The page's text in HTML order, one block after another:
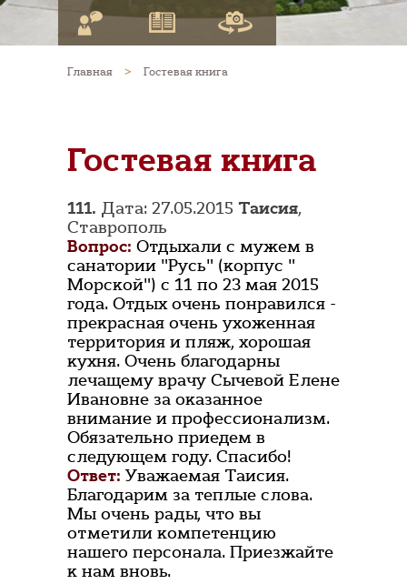
Главная > Гостевая книга
Гостевая книга
111. Дата: 27.05.2015 Таисия,
Ставрополь
Вопрос: Отдыхали с мужем в
санатории "Русь" (корпус "
Морской") с 11 по 23 мая 2015
года. Отдых очень понравился -
прекрасная очень ухоженная
территория и пляж, хорошая
кухня. Очень благодарны
лечащему врачу Сычевой Елене
Ивановне за оказанное
внимание и профессионализм.
Обязательно приедем в
следующем году. Спасибо!
Ответ: Уважаемая Таисия.
Благодарим за теплые слова.
Мы очень рады, что вы
отметили компетенцию
нашего персонала. Приезжайте
к нам вновь.